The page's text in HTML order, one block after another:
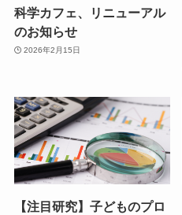
科学カフェ、リニューアル
のお知らせ
2026年2月15日
【注目研究】子どものプロ